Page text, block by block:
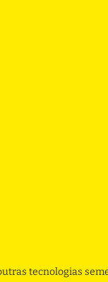
tecnologias